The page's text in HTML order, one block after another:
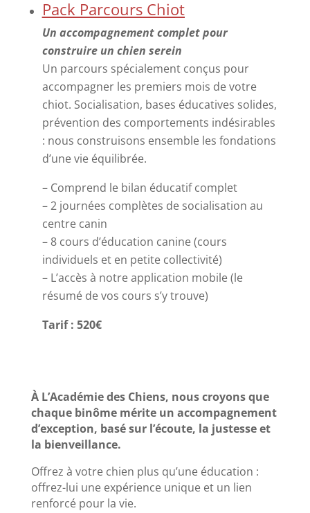
Pack Parcours Chiot
Un accompagnement complet pour
construire un chien serein
Un parcours spécialement conçus pour
accompagner les premiers mois de votre
chiot. Socialisation, bases éducatives solides,
prévention des comportements indésirables
: nous construisons ensemble les fondations
d’une vie équilibrée.
– Comprend le bilan éducatif complet
–2 journées complètes de socialisation au
centre canin
– 8 cours d’éducation canine (cours
individuels et en petite collectivité)
– L’accès à notre application mobile (le
résumé de vos cours s’y trouve)
Tarif : 520€
À L’Académie des Chiens, nous croyons que
chaque binôme mérite un accompagnement
d’exception, basé sur l’écoute, la justesse et
la bienveillance.
Offrez à votre chien plus qu’une éducation :
offrez-lui une expérience unique et un lien
renforcé pour la vie.